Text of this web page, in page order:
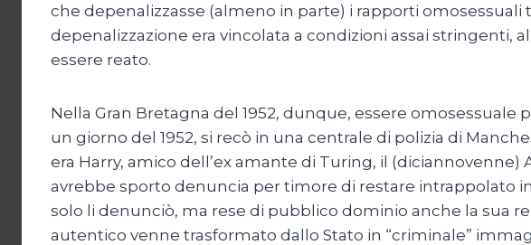
che depenalizzasse (almeno in parte) i rapporti
depenalizzazione era vincolata a condizioni assai stringenti,
essere reato.
Nella Gran Bretagna del 1952, dunque, essere
un giorno del 1952, si recò in una centrale di polizia di
era Harry, amico dell’ex amante di Turing, il
avrebbe sporto denuncia per timore di restare intrappolato
solo li denunciò, ma rese di pubblico dominio anche la sua
autentico venne trasformato dallo Stato in “criminale”